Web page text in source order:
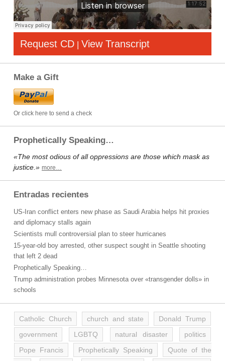
Request CD | View Transcript
Make a Gift
Or click here to send a check
Prophetically Speaking…
«The most odious of all oppressions are those which mask as
justice.» more…
Entradas recientes
US-Iran conflict enters new phase as Saudi Arabia helps hit proxies
and diplomacy stalls again
Scientists mull controversial plan to steer hurricanes
15-year-old boy arrested, other suspect sought in Seattle shooting
that left 2 dead
Prophetically Speaking…
Trump administration probes Minnesota over «transgender dolls» in
schools
Catholic Church church and state
Donald Trump
government
LGBTQ natural disaster
politics
Pope Francis
Prophetically Speaking
Quote of the